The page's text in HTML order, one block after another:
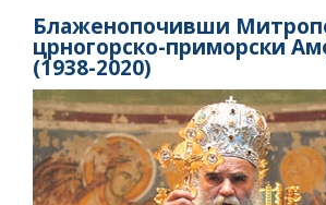
Блаженопочивши
црногорско-приморски
(1938-2020)